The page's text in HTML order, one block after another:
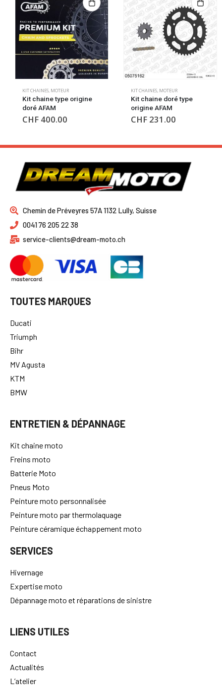
KIT CHAINES,MOTEUR
Kit chaine type origine
doré AFAM
CHF400.00
KIT CHAINES,MOTEUR
Kit chaine doré type
origine AFAM
CHF231.00
Chemin de Préveyres 57A 1132 Lully, Suisse
0041 76 205 22 38
service-clients@dream-moto.ch
TOUTES MARQUES
Ducati
Triumph
Bihr
MV Agusta
KTM
BMW
ENTRETIEN & DÉPANNAGE
Kit chaine moto
Freins moto
Batterie Moto
Pneus Moto
Peinture moto personnalisée
Peinture moto par thermolaquage
Peinture céramique échappement moto
SERVICES
Hivernage
Expertise moto
Dépannage moto et réparations de sinistre
LIENS UTILES
Contact
Actualités
L’atelier